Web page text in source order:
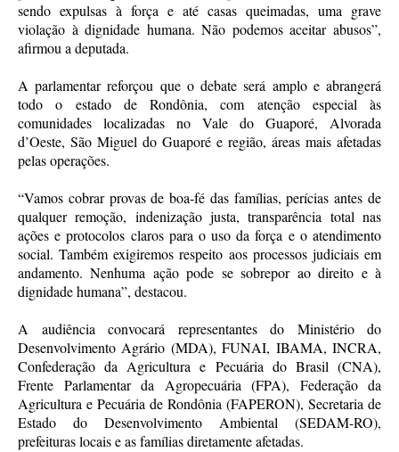
sendo expulsas à força e até casas queimadas, uma grave
violação à dignidade humana. Não podemos aceitar abusos”,
afirmou a deputada.
A parlamentar reforçou que o debate será amplo e abrangerá
todo o estado de Rondônia, com atenção especial às
comunidades localizadas no Vale do Guaporé, Alvorada
d’Oeste, São Miguel do Guaporé e região, áreas mais afetadas
pelas operações.
“Vamos cobrar provas de boa-fé das famílias, perícias antes de
qualquer remoção, indenização justa, transparência total nas
ações e protocolos claros para o uso da força e o atendimento
social. Também exigiremos respeito aos processos judiciais em
andamento. Nenhuma ação pode se sobrepor ao direito e à
dignidade humana”, destacou.
A audiência convocará representantes do Ministério do
Desenvolvimento Agrário (MDA), FUNAI, IBAMA, INCRA,
Confederação da Agricultura e Pecuária do Brasil (CNA),
Frente Parlamentar da Agropecuária (FPA), Federação da
Agricultura e Pecuária de Rondônia (FAPERON), Secretaria de
Estado do Desenvolvimento Ambiental (SEDAM-RO),
prefeituras locais e as famílias diretamente afetadas.